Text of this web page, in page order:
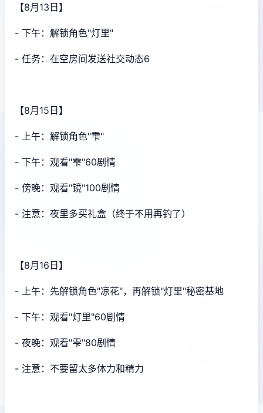
【8月13日】
- 下午：解锁角色"灯里"
- 任务：在空房间发送社交动态6
【8月15日】
- 上午：解锁角色"雫"
- 下午：观看"雫"60剧情
- 傍晚：观看"镜"100剧情
- 注意：夜里多买礼盒（终于不用再钓了）
【8月16日】
- 上午：先解锁角色"凉花"，再解锁"灯里"秘密基地
- 下午：观看"灯里"60剧情
- 夜晚：观看"雫"80剧情
- 注意：不要留太多体力和精力